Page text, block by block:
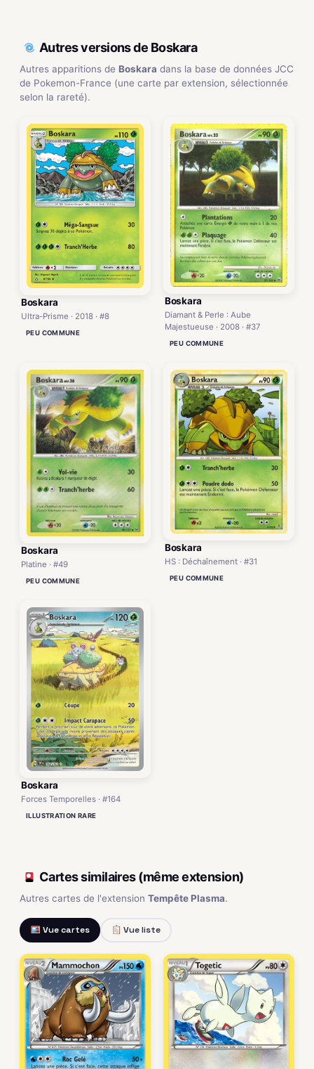
Autres versions de Boskara
Autres apparitions de Boskara dans la base de données JCC
de Pokemon-France (une carte par extension, sélectionnée
selon la rareté).
Boskara
Ultra-Prisme · 2018 · #8
PEU COMMUNE
Boskara
Diamant & Perle : Aube
Majestueuse · 2008 · #37
PEU COMMUNE
Boskara
Platine · #49
PEU COMMUNE
Boskara
HS : Déchaînement · #31
PEU COMMUNE
Boskara
Forces Temporelles · #164
ILLUSTRATION RARE
Cartes similaires (même extension)
Autres cartes de l'extension Tempête Plasma.
Vue cartes Vue liste